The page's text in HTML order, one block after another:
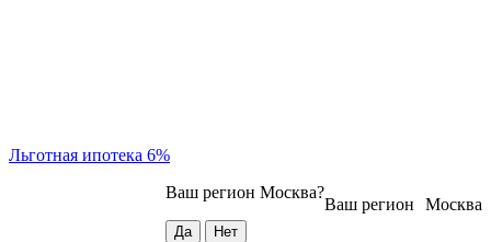
Льготная ипотека 6%
Москва
Ваш регион
Ваш регион Москва?